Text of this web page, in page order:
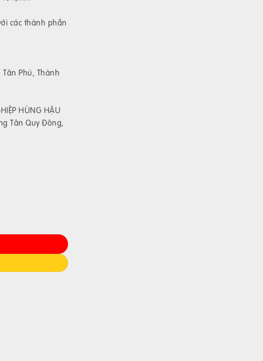
các thành phần
Phú, Thành
HÙNG HẬU
Tân Quy Đông,